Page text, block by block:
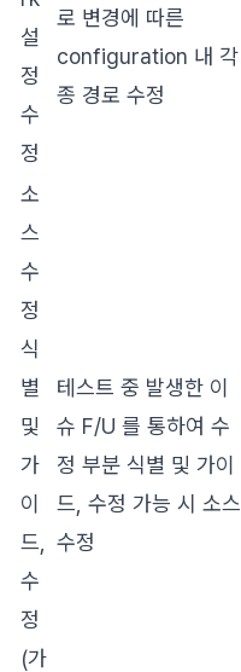
설
정
수
정
로 변경에 따른
configuration 내 각
종 경로 수정
소
스
수
정
식
별
및
가
이
드,
수
정
(가
테스트 중 발생한 이
슈 F/U 를 통하여 수
정 부분 식별 및 가이
드, 수정 가능 시 소스
수정